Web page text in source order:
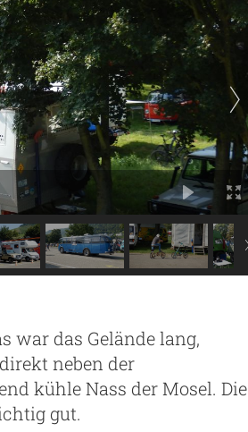
war das Gelände lang,
neben der
kühle Nass der Mosel. Die
gut.